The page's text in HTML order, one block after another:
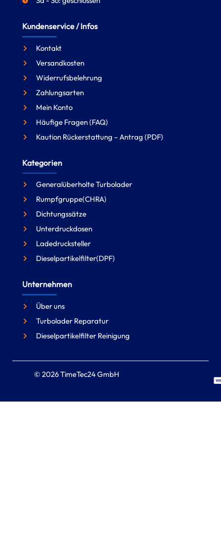
Kundenservice / Infos
Kontakt
Versandkosten
Widerrufsbelehrung
Zahlungsarten
Mein Konto
Häufige Fragen (FAQ)
Kaution Rückerstattung – Antrag (PDF)
Kategorien
Generalüberholte Turbolader
Rumpfgruppe(CHRA)
Dichtungssätze
Unterdruckdosen
Ladedrucksteller
Dieselpartikelfilter(DPF)
Unternehmen
Über uns
Turbolader Reparatur
Dieselpartikelfilter Reinigung
© 2026 TimeTec24 GmbH